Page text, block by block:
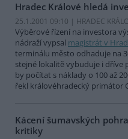
Hradec Králové hledá
25.1.2001 09:10 | HRADEC
Výběrové řízení na investora
nádraží vypsal magistrát v
terminálu město odhaduje na
stejné lokalitě vybuduje i dříve
by počítat s náklady o 100 až
řekl královéhradecký primátor
Kácení šumavských
kritiky